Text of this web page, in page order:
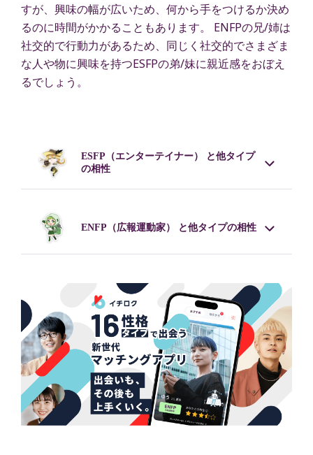
すが、興味の幅が広いため、何から手をつけるか決め
るのに時間がかかることもあります。 ENFPの兄/姉は
社交的で行動力があるため、同じく社交的でさまざま
な人や物に興味を持つESFPの弟/妹に親近感をおぼえ
るでしょう。
ESFP （エンターテイナー） と他タイプ
の相性
ENFP （広報運動家） と他タイプの相性